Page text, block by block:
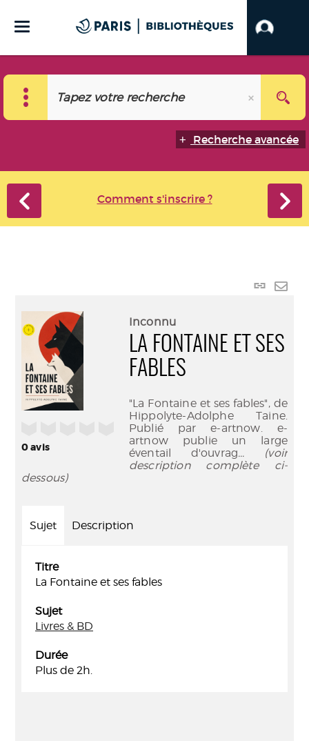
Recherche avancée
Comment s'inscrire ?
Lien
mail
0avis
Inconnu
LA FONTAINE ET SES
FABLES
"La Fontaine et ses fables", de
Hippolyte-Adolphe Taine.
Publié par e-artnow. e-
artnow publie un large
éventail d'ouvrag... (voir
description complète ci-
dessous)
Sujet Description
Titre
La Fontaine et ses fables
Sujet
Livres & BD
Durée
Plus de 2h.